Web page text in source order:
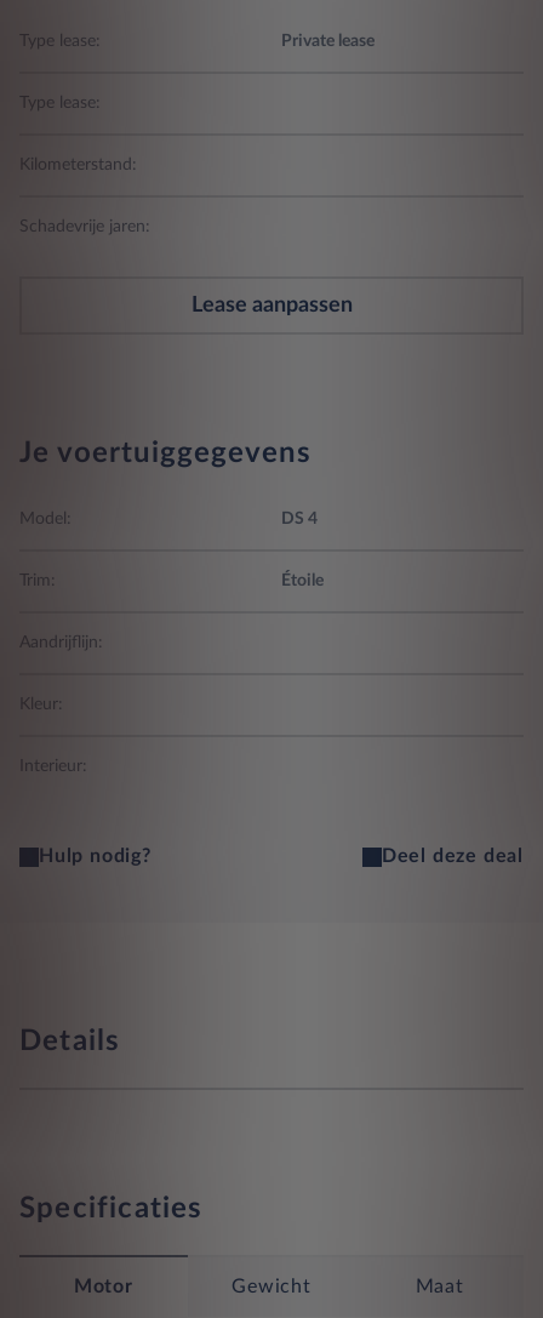
Type lease: Private lease
Type lease:
Kilometerstand:
Schadevrije jaren:
Lease aanpassen
Je voertuiggegevens
Model: DS 4
Trim: Étoile
Aandrijflijn:
Kleur:
Interieur:
Hulp nodig? Deel deze deal
Details
Specificaties
Motor Gewicht Maat